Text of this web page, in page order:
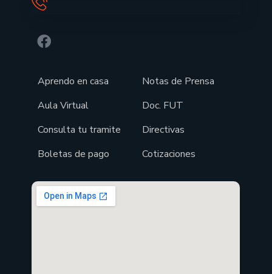
Aprendo en casa
Aula Virtual
Consulta tu tramite
Boletas de pago
Notas de Prensa
Doc. FUT
Directivas
Cotizaciones